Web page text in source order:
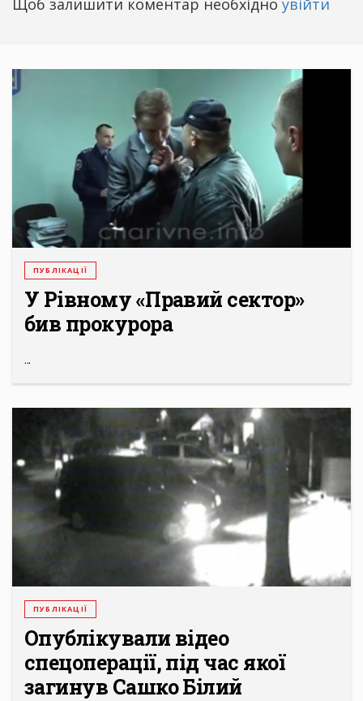
ПУБЛІКАЦІЇ
У Рівному «Правий сектор»
бив прокурора
...
ПУБЛІКАЦІЇ
Опублікували відео
спецоперації, під час якої
загинув Сашко Білий